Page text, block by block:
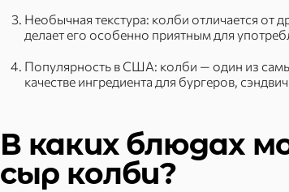
Необычная текстура: колби отличается от
делает его особенно приятным для
Популярность в США: колби — один из
качестве ингредиента для бургеров,
В каких блюдах
сыр колби?